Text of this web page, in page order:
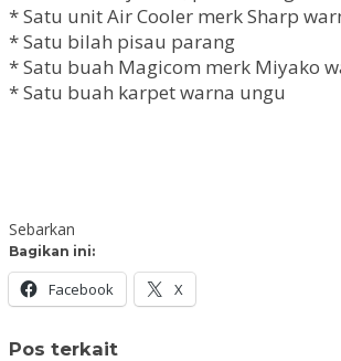
* Satu unit Air Cooler merk Sharp
* Satu bilah pisau parang
* Satu buah Magicom merk Miyako
* Satu buah karpet warna ungu
Sebarkan
Bagikan ini:
Facebook X
Pos terkait